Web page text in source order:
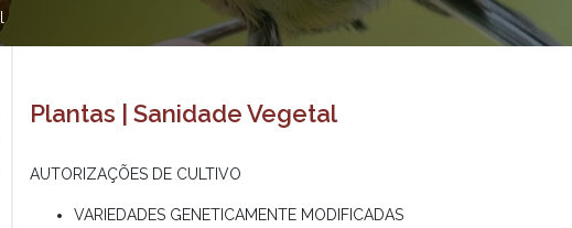
Plantas | Sanidade Vegetal
AUTORIZAÇÕES DE CULTIVO
VARIEDADES GENETICAMENTE MODIFICADAS